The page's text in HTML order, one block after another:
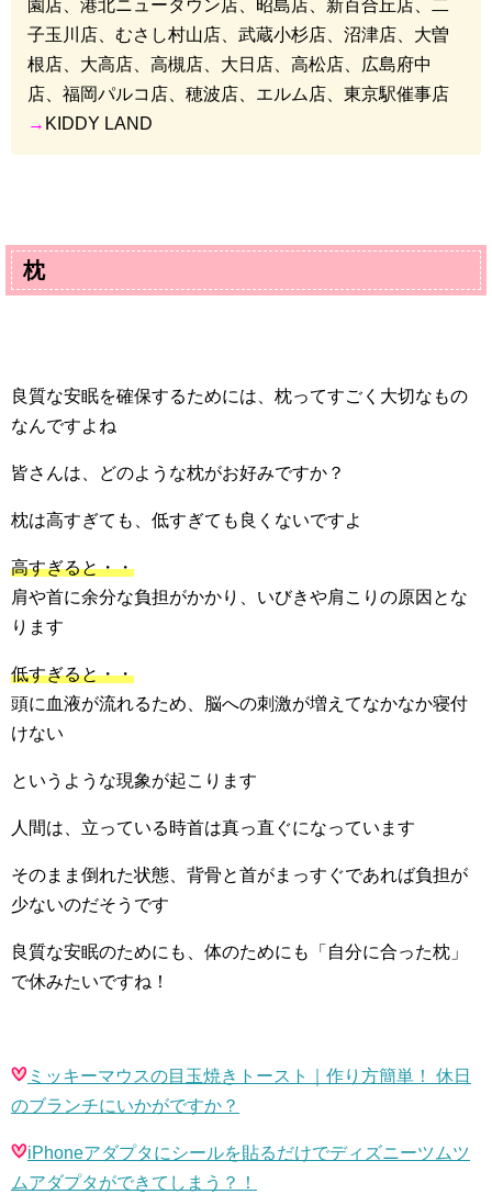
園店、港北ニュータウン店、昭島店、新百合丘店、二
子玉川店、むさし村山店、武蔵小杉店、沼津店、大曽
根店、大高店、高槻店、大日店、高松店、広島府中
店、福岡パルコ店、穂波店、エルム店、東京駅催事店
→ KIDDY LAND
枕
良質な安眠を確保するためには、枕ってすごく大切なもの
なんですよね
皆さんは、どのような枕がお好みですか？
枕は高すぎても、低すぎても良くないですよ
高すぎると・・
肩や首に余分な負担がかかり、いびきや肩こりの原因とな
ります
低すぎると・・
頭に血液が流れるため、脳への刺激が増えてなかなか寝付
けない
というような現象が起こります
人間は、立っている時首は真っ直ぐになっています
そのまま倒れた状態、背骨と首がまっすぐであれば負担が
少ないのだそうです
良質な安眠のためにも、体のためにも「自分に合った枕」
で休みたいですね！
ミッキーマウスの目玉焼きトースト｜作り方簡単！ 休日
のブランチにいかがですか？
iPhoneアダプタにシールを貼るだけでディズニーツムツ
ムアダプタができてしまう？！